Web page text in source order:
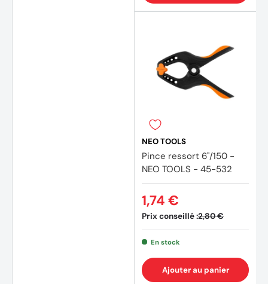
NEO TOOLS
Pince ressort 6"/150 -
NEO TOOLS - 45-532
Prix conseillé :2,80 €
1,74 €
En stock
Ajouter au panier